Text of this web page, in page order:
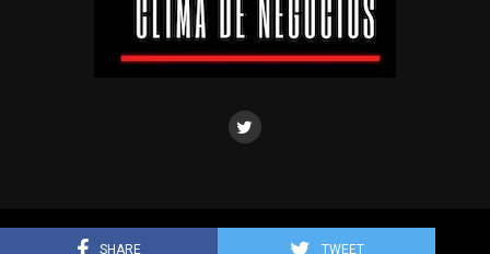
SHARE TWEET
Clima de negocios © Todos los derechos reservados.